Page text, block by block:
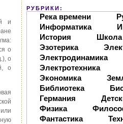
и
о
о
о
РУБРИКИ:
Река времени
Информатика
История
Школа
Эзотерика
Электродинамика
Электротехника
Экономика
Библиотека
Германия
Физика
Фантастика